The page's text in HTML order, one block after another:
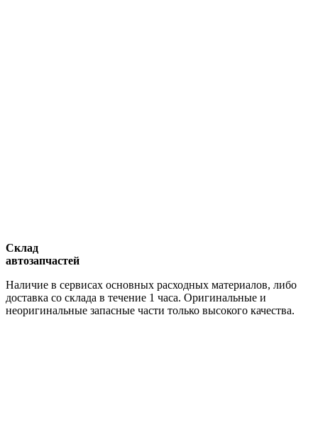
Склад
автозапчастей
Наличие в сервисах основных расходных материалов, либо
доставка со склада в течение 1 часа. Оригинальные и
неоригинальные запасные части только высокого качества.